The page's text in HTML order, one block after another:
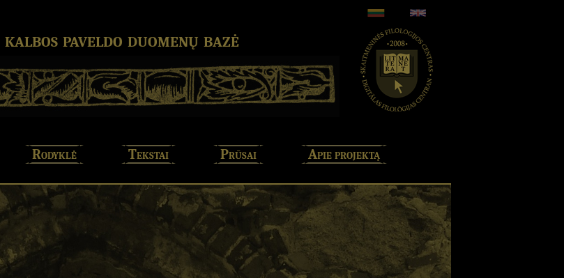
paveldo duomenų bazė
Rodyklė Tekstai Prūsai Apie projektą